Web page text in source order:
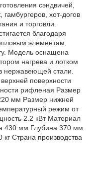
сэндвичей,
хот-догов
и торговли.
благодаря
элементам,
Модель оснащена
нагрева и лотком
нержавеющей стали.
поверхности
рифленая Размер
мм Размер нижней
режим от
2.2 кВт Материал
430 мм Глубина 370 мм
Страна производства